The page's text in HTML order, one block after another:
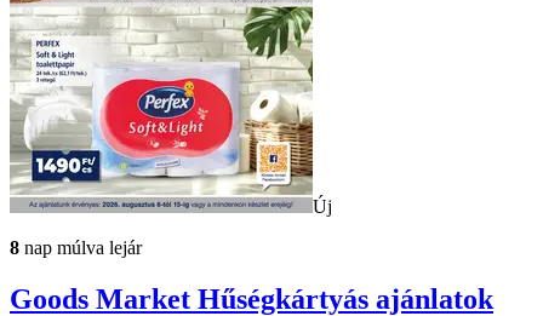
Új
8 nap múlva lejár
Goods Market Hűségkártyás ajánlatok